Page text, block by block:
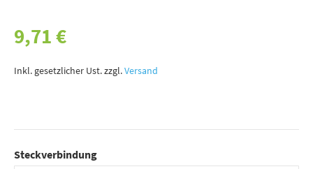
9,71 €
Inkl. gesetzlicher Ust. zzgl.Versand
Steckverbindung